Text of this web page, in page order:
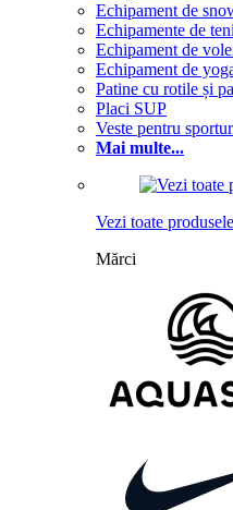
Echipament de
Echipamente de
Echipament de
Echipament de
Patine cu rotile și
Placi SUP
Veste pentru
Mai multe...
Vezi toate produsele
Mărci